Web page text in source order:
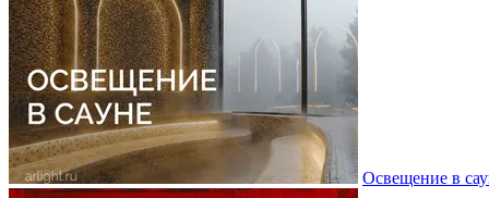
Освещение в